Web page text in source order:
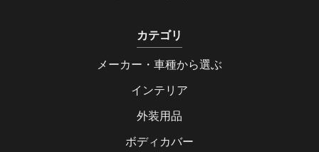
カテゴリ
メーカー・車種から選ぶ
インテリア
外装用品
ボディカバー